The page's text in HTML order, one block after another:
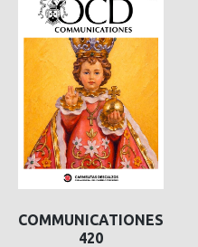
COMMUNICATIONES
420